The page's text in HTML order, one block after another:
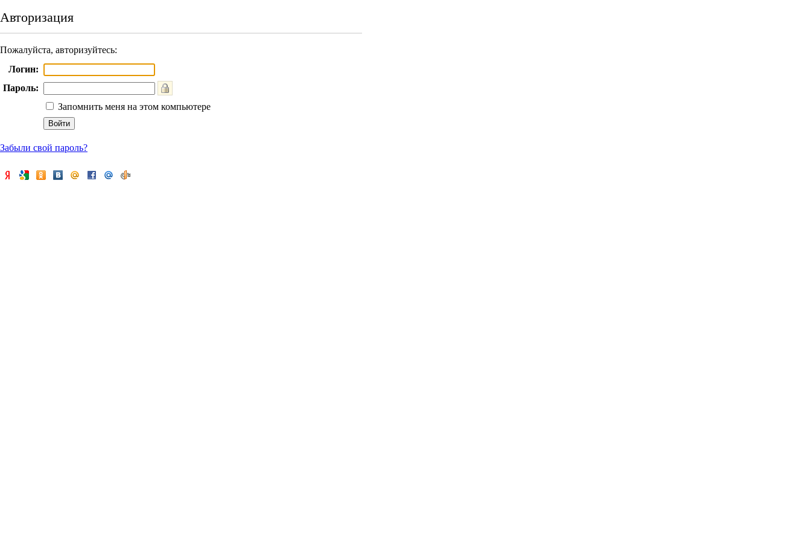
Авторизация
Пожалуйста, авторизуйтесь:
Логин:
Пароль:
Запомнить меня на этом компьютере
Забыли свой пароль?